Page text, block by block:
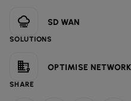
SD WAN
SOLUTIONS
OPTIMISE
SHARE